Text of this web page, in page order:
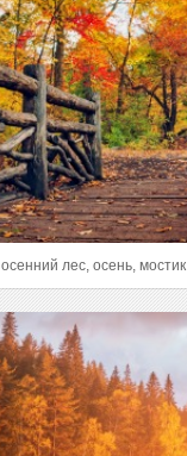
осенний лес, осень, мостик